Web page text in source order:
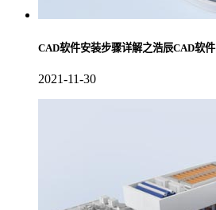
CAD软件安装步骤详解之浩辰CAD软件
2021-11-30